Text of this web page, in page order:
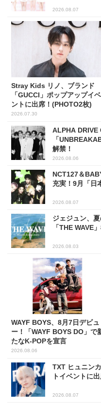
2026.08.07
Stray Kids リノ、ブランド
「GUCCI」ポップアップイベ
ントに出席！(PHOTO2枚)
2026.07.30
ALPHA DRIVE
「
解禁！
2026.08.06
NCT127＆
充実！9月「日
2026.08.07
ジェジュン、
「THE WAVE
2026.08.03
WAYF BOYS、8月7日デビュ
ー！「WAYF BOYS DO」で
たなK-POPを宣言
2026.08.06
TXT ヒュニン
トイベントに
2026.08.07